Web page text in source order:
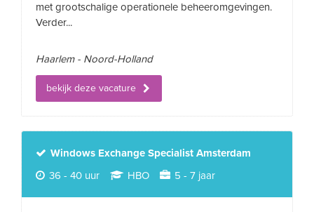
met grootschalige operationele beheeromgevingen.
Verder...
Haarlem - Noord-Holland
bekijk deze vacature
Windows Exchange Specialist Amsterdam
36 - 40 uur
HBO 5 - 7 jaar